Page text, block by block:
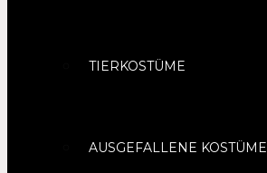
TIERKOSTÜME
AUSGEFALLENE KOSTÜME